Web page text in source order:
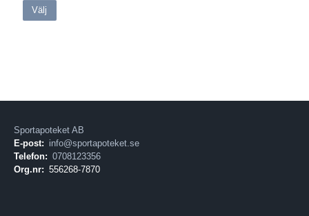
Välj
Sportapoteket AB
E-post: info@sportapoteket.se
Telefon: 0708123356
Org.nr: 556268-7870